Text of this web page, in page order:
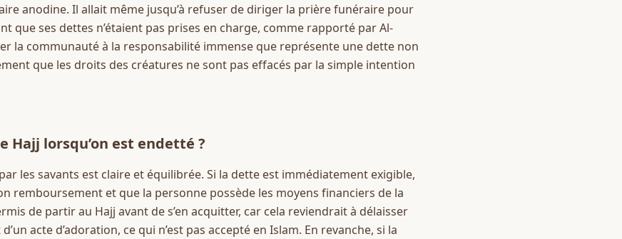
anodine. Il allait même jusqu’à refuser de diriger la prière funéraire pour
que ses dettes n’étaient pas prises en charge, comme rapporté par Al-
la communauté à la responsabilité immense que représente une dette non
que les droits des créatures ne sont pas effacés par la simple intention
Hajj lorsqu’on est endetté ?
les savants est claire et équilibrée. Si la dette est immédiatement exigible,
remboursement et que la personne possède les moyens financiers de la
de partir au Hajj avant de s’en acquitter, car cela reviendrait à délaisser
acte d’adoration, ce qui n’est pas accepté en Islam. En revanche, si la